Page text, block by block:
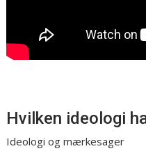
Hvilken ideologi
Ideologi og mærkesager